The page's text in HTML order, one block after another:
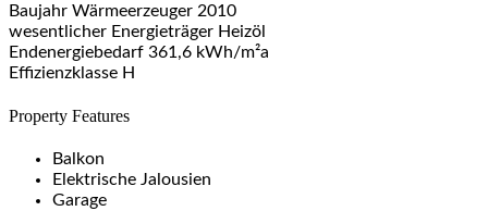
Baujahr Wärmeerzeuger 2010
wesentlicher Energieträger Heizöl
Endenergiebedarf 361,6 kWh/m²a
Effizienzklasse H
Property Features
Balkon
Elektrische Jalousien
Garage